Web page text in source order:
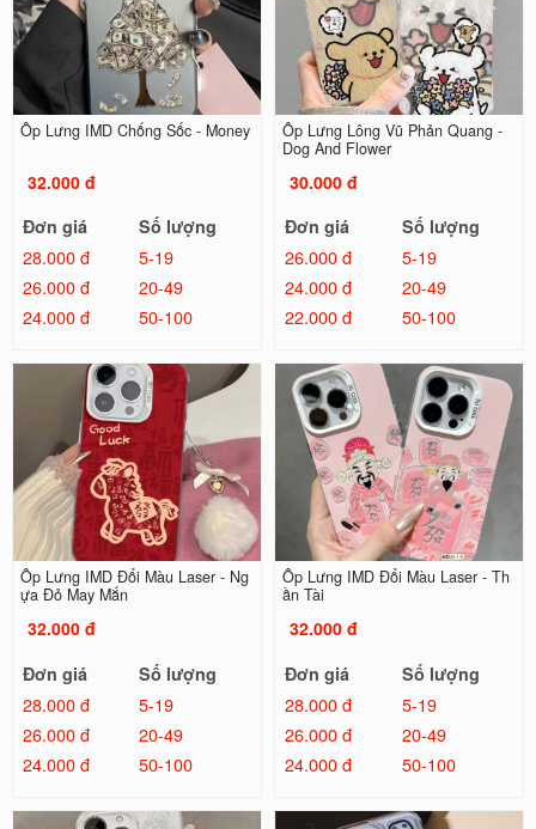
Ốp Lưng IMD Chống Sốc - Money
32.000 đ
Đơn giá
Số lượng
28.000 đ
5-19
26.000 đ
20-49
24.000 đ
50-100
Ốp Lưng Lông Vũ Phản Quang -
Dog And Flower
30.000 đ
Đơn giá
Số lượng
26.000 đ
5-19
24.000 đ
20-49
22.000 đ
50-100
Ốp Lưng IMD Đổi Màu Laser - Ng
ựa Đỏ May Mắn
32.000 đ
Đơn giá
Số lượng
28.000 đ
5-19
26.000 đ
20-49
24.000 đ
50-100
Ốp Lưng IMD Đổi Màu Laser - Th
ần Tài
32.000 đ
Đơn giá
Số lượng
28.000 đ
5-19
26.000 đ
20-49
24.000 đ
50-100